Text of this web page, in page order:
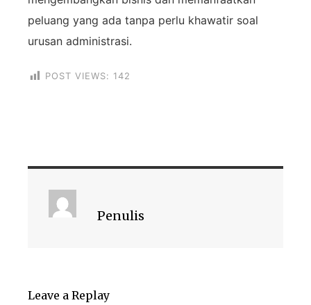
peluang yang ada tanpa perlu khawatir soal
urusan administrasi.
POST VIEWS: 142
Penulis
Leave a Replay